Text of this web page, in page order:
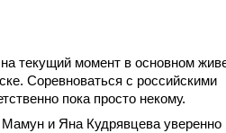
текущий момент в основном
Соревноваться с российскими
пока просто некому.
и Яна Кудрявцева уверенно